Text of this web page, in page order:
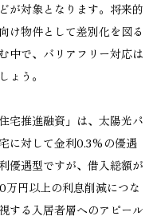
が対象となります。将来的
け物件として差別化を図る
中で、バリアフリー対応は
ょう。
宅推進融資」は、太陽光パ
に対して金利0.3%の優遇
優遇型ですが、借入総額が
円以上の利息削減につな
する入居者層へのアピール